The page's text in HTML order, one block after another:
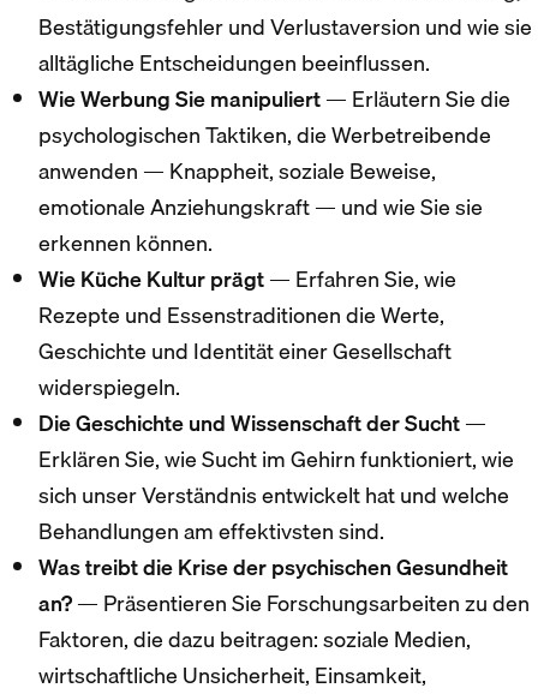
Bestätigungsfehler und Verlustaversion und wie sie
alltägliche Entscheidungen beeinflussen.
Wie Werbung Sie manipuliert— Erläutern Sie die
psychologischen Taktiken, die Werbetreibende
anwenden — Knappheit, soziale Beweise,
emotionale Anziehungskraft — und wie Sie sie
erkennen können.
Wie Küche Kultur prägt— Erfahren Sie, wie
Rezepte und Essenstraditionen die Werte,
Geschichte und Identität einer Gesellschaft
widerspiegeln.
Die Geschichte und Wissenschaft der Sucht—
Erklären Sie, wie Sucht im Gehirn funktioniert, wie
sich unser Verständnis entwickelt hat und welche
Behandlungen am effektivsten sind.
Was treibt die Krise der psychischen Gesundheit
an?— Präsentieren Sie Forschungsarbeiten zu den
Faktoren, die dazu beitragen: soziale Medien,
wirtschaftliche Unsicherheit, Einsamkeit,